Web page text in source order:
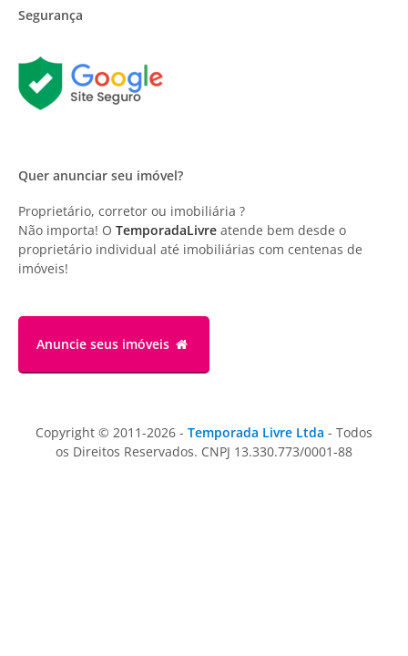
Segurança
Quer anunciar seu imóvel?
Proprietário, corretor ou imobiliária ?
Não importa! O TemporadaLivre atende bem desde o
proprietário individual até imobiliárias com centenas de
imóveis!
Anuncie seus imóveis
Copyright © 2011-2026 - Temporada Livre Ltda - Todos
os Direitos Reservados. CNPJ 13.330.773/0001-88